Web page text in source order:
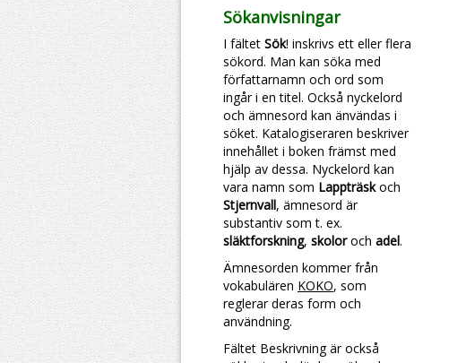
Sökanvisningar
I fältet Sök! inskrivs ett eller flera
sökord. Man kan söka med
författarnamn och ord som
ingår i en titel. Också nyckelord
och ämnesord kan änvändas i
söket. Katalogiseraren beskriver
innehållet i boken främst med
hjälp av dessa. Nyckelord kan
vara namn som Lappträskoch
Stjernvall, ämnesord är
substantiv som t. ex.
släktforskning, skoloroch adel.
Ämnesorden kommer från
vokabulären KOKO, som
reglerar deras form och
användning.
Fältet Beskrivning är också